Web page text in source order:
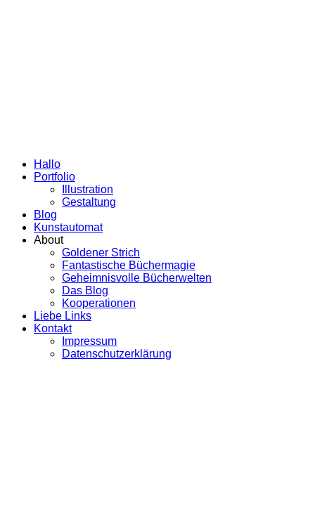
Hallo
Portfolio
Illustration
Gestaltung
Blog
Kunstautomat
About
Goldener Strich
Fantastische Büchermagie
Geheimnisvolle Bücherwelten
Das Blog
Kooperationen
Liebe Links
Kontakt
Impressum
Datenschutzerklärung